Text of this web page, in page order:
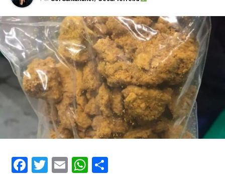
Facebook
Twitter
EmailWhatsApp
Share